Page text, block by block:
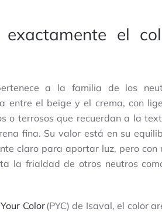
exactamente el
a la familia de los
entre el beige y el crema, con
o terrosos que recuerdan a la
fina. Su valor está en su
claro para aportar luz, pero con
la frialdad de otros neutros
Color(PYC) de Isaval, el color